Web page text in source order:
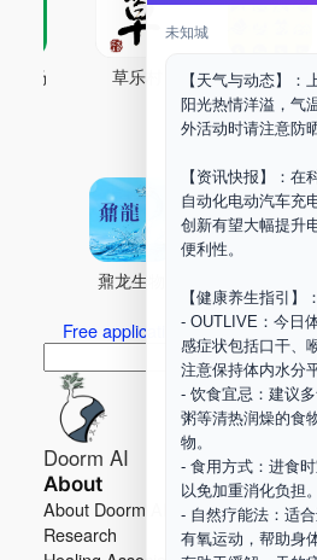
未知城
【天气与动态】：
阳光热情洋溢，气
外活动时请注意防
【资讯快报】：在
自动化电动汽车充
创新有望大幅提升
便利性。
【健康养生指引】：
- OUTLIVE：今日
感症状包括口干、
注意保持体内水分
- 饮食宜忌：建议
粥等清热润燥的食
物。
- 食用方式：进食
以免加重消化负担。
- 自然疗能法：适
有氧运动，帮助身
药场 草乐村 中药剂合成
Maker
鼐龙生物
Free application for “Healing
索
Search
Doorm AI
About
About Doorm AI
Research